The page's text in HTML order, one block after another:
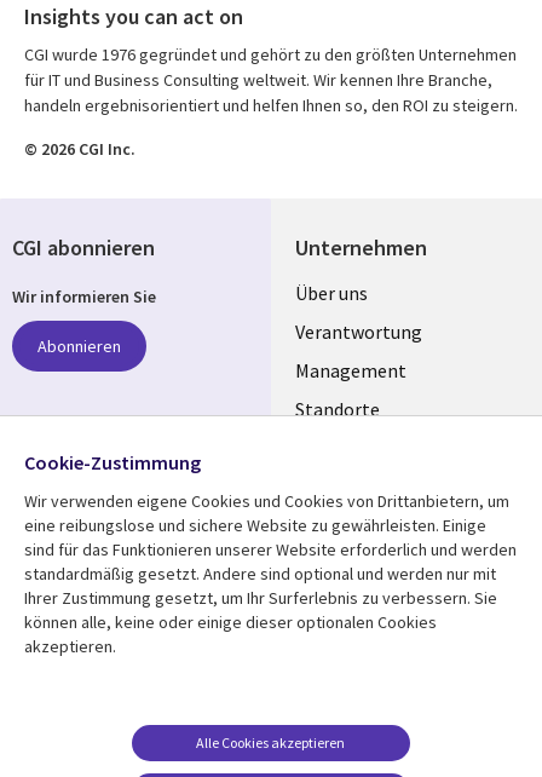
Insights you can act on
CGI wurde 1976 gegründet und gehört zu den größten Unternehmen
für IT und Business Consulting weltweit. Wir kennen Ihre Branche,
handeln ergebnisorientiert und helfen Ihnen so, den ROI zu steigern.
© 2026 CGI Inc.
Unternehmen
Useful
links
GERMANY
Über uns
Verantwortung
Management
Standorte
Mediathek
Library
GERMANY
Aktuelles
Rechtliches
Beschwerden/Hinweise
Compliance
CGI abonnieren
Wir informieren Sie
Abonnieren
Folgen Sie uns
Social
Media
GERMANY
Cookie-Zustimmung
Wir verwenden eigene Cookies und Cookies von Drittanbietern, um
eine reibungslose und sichere Website zu gewährleisten. Einige
sind für das Funktionieren unserer Website erforderlich und werden
standardmäßig gesetzt. Andere sind optional und werden nur mit
Ihrer Zustimmung gesetzt, um Ihr Surferlebnis zu verbessern. Sie
können alle, keine oder einige dieser optionalen Cookies
akzeptieren.
Alle Cookies akzeptieren